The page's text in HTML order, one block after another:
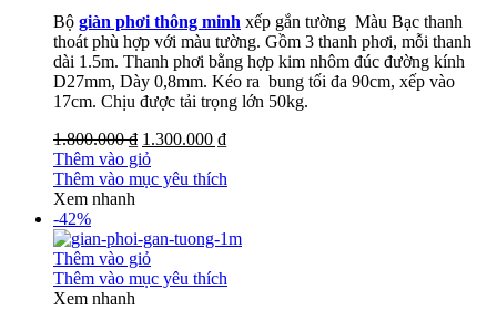
Bộ giàn phơi thông minh xếp gắn tường Màu Bạc thanh
thoát phù hợp với màu tường. Gồm 3 thanh phơi, mỗi thanh
dài 1.5m. Thanh phơi bằng hợp kim nhôm đúc đường kính
D27mm, Dày 0,8mm. Kéo ra bung tối đa 90cm, xếp vào
17cm. Chịu được tải trọng lớn 50kg.
1.800.000 ₫ 1.300.000 ₫
Thêm vào giỏ
Thêm vào mục yêu thích
Xem nhanh
-42%
Thêm vào giỏ
Thêm vào mục yêu thích
Xem nhanh